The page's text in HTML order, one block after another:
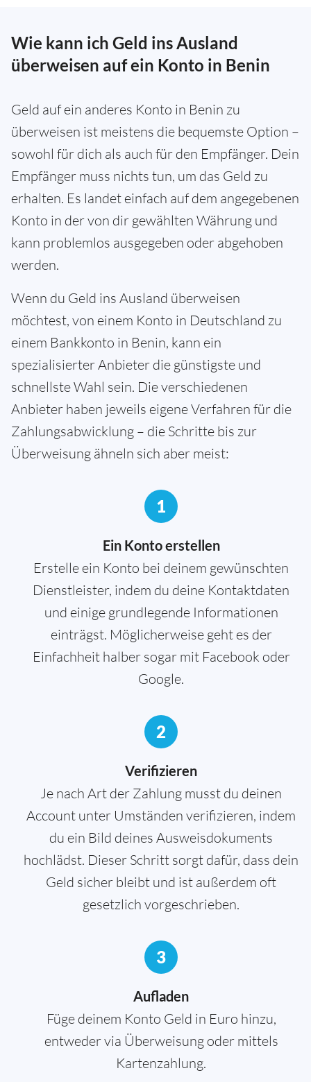
Wie kann ich Geld ins Ausland
überweisen auf ein Konto in Benin
Geld auf ein anderes Konto in Benin zu
überweisen ist meistens die bequemste Option –
sowohl für dich als auch für den Empfänger. Dein
Empfänger muss nichts tun, um das Geld zu
erhalten. Es landet einfach auf dem angegebenen
Konto in der von dir gewählten Währung und
kann problemlos ausgegeben oder abgehoben
werden.
Wenn du Geld ins Ausland überweisen
möchtest, von einem Konto in Deutschland zu
einem Bankkonto in Benin, kann ein
spezialisierter Anbieter die günstigste und
schnellste Wahl sein. Die verschiedenen
Anbieter haben jeweils eigene Verfahren für die
Zahlungsabwicklung – die Schritte bis zur
Überweisung ähneln sich aber meist:
1
Ein Konto erstellen
Erstelle ein Konto bei deinem gewünschten
Dienstleister, indem du deine Kontaktdaten
und einige grundlegende Informationen
einträgst. Möglicherweise geht es der
Einfachheit halber sogar mit Facebook oder
Google.
2
Verifizieren
Je nach Art der Zahlung musst du deinen
Account unter Umständen verifizieren, indem
du ein Bild deines Ausweisdokuments
hochlädst. Dieser Schritt sorgt dafür, dass dein
Geld sicher bleibt und ist außerdem oft
gesetzlich vorgeschrieben.
3
Aufladen
Füge deinem Konto Geld in Euro hinzu,
entweder via Überweisung oder mittels
Kartenzahlung.